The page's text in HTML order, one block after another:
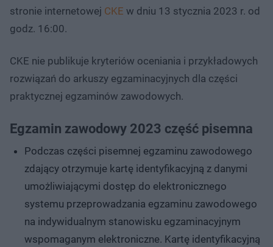
stronie internetowej CKE w dniu 13 stycznia 2023 r. od
godz. 16:00.
CKE nie publikuje kryteriów oceniania i przykładowych
rozwiązań do arkuszy egzaminacyjnych dla części
praktycznej egzaminów zawodowych.
Egzamin zawodowy 2023 część pisemna
Podczas części pisemnej egzaminu zawodowego
zdający otrzymuje kartę identyfikacyjną z danymi
umożliwiającymi dostęp do elektronicznego
systemu przeprowadzania egzaminu zawodowego
na indywidualnym stanowisku egzaminacyjnym
wspomaganym elektroniczne. Kartę identyfikacyjną